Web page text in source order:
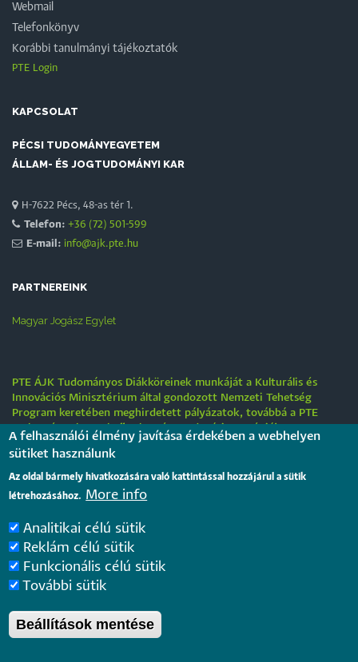
Webmail
Telefonkönyv
Korábbi tanulmányi tájékoztatók
PTE Login
KAPCSOLAT
PÉCSI TUDOMÁNYEGYETEM
ÁLLAM- ÉS JOGTUDOMÁNYI KAR
H-7622 Pécs, 48-as tér 1.
Telefon: +36 (72) 501-599
E-mail: info@ajk.pte.hu
PARTNEREINK
Magyar Jogász Egylet
PTE ÁJK Tudományos Diákköreinek munkáját a Kulturális és
Innovációs Minisztérium által gondozott Nemzeti Tehetség
Program keretében meghirdetett pályázatok, továbbá a PTE
„Tehetségre hangolva” tehetséggondozási stratégiája
támogatják.
Tájékoztatás nyári működési rendről
2026. július 31.
Internationale rechtsvergleichende Konferenz für junge
Juristinnen und Juristen in Győr – Bewerbungsfrist: 25.
August 2026
2026. július 28.
A felhasználói élmény javítása érdekében a webhelyen
sütiket használunk
Az oldal bármely hivatkozására való kattintással hozzájárul a sütik
létrehozásához. More info
Analitikai célú sütik
Reklám célú sütik
Funkcionális célú sütik
További sütik
Beállítások mentése